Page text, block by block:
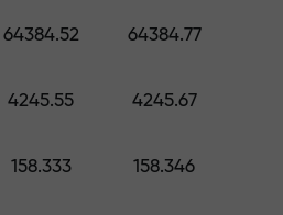
مطبعياً. كلما زاد
64384.52 64384.77
4245.55 4245.67
158.333 158.346